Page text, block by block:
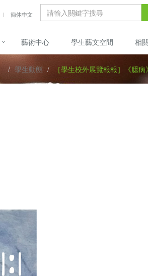
簡体中文
藝術中心 學生藝文空間 相
學生動態 ［學生校外展覽報報］《臆